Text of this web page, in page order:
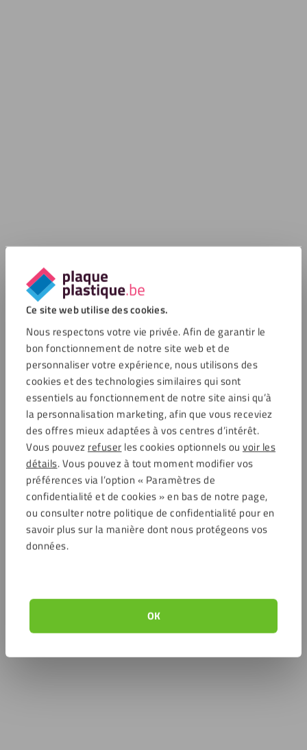
Ce site web utilise des cookies.
Nous respectons votre vie privée. Afin de garantir le
bon fonctionnement de notre site web et de
personnaliser votre expérience, nous utilisons des
cookies et des technologies similaires qui sont
essentiels au fonctionnement de notre site ainsi qu’à
la personnalisation marketing, afin que vous receviez
des offres mieux adaptées à vos centres d’intérêt.
Vous pouvez refuser les cookies optionnels ou voir les
détails. Vous pouvez à tout moment modifier vos
préférences via l’option « Paramètres de
confidentialité et de cookies » en bas de notre page,
ou consulter notre politique de confidentialité pour en
savoir plus sur la manière dont nous protégeons vos
données.
OK